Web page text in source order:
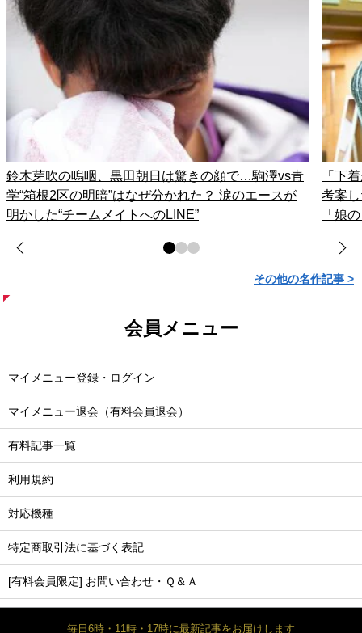
鈴木芽吹の嗚咽、黒田朝日は驚きの顔で…駒澤vs青
学“箱根2区の明暗”はなぜ分かれた？ 涙のエースが
明かした“チームメイトへのLINE”
「下
考案
「娘
その他の名作記事 >
会員メニュー
マイメニュー登録・ログイン
マイメニュー退会（有料会員退会）
有料記事一覧
利用規約
対応機種
特定商取引法に基づく表記
[有料会員限定] お問い合わせ・Ｑ＆Ａ
毎日6時・11時・17時に最新記事をお届けします